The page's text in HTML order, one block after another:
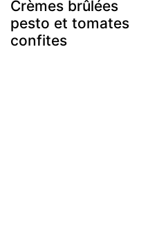
Crèmes brûlées
pesto et tomates
confites